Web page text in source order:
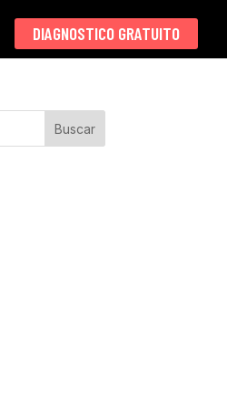
DIAGNOSTICO GRATUITO
Buscar